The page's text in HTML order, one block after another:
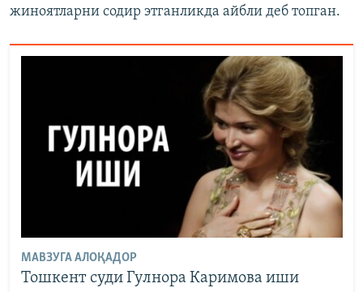
жиноятларни содир этганликда айбли деб топган.
МАВЗУГА АЛОҚАДОР
Тошкент суди Гулнора Каримова иши